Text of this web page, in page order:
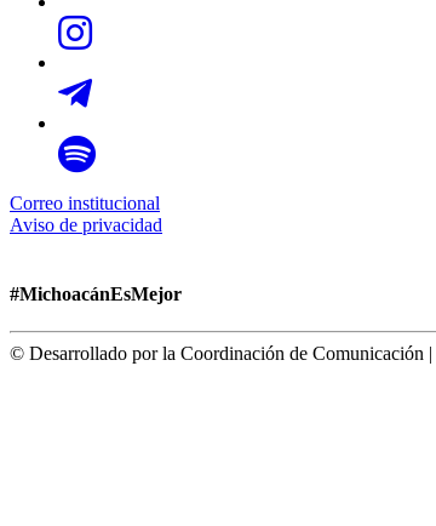
Correo institucional
Aviso de privacidad
#MichoacánEsMejor
© Desarrollado por la Coordinación de Comunicación |